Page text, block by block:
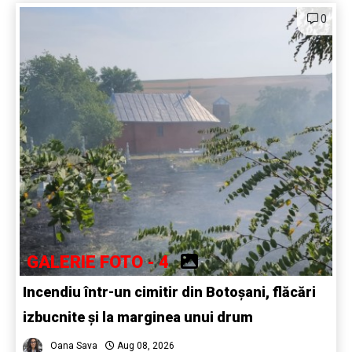
0
GALERIE FOTO - 4
Incendiu într-un cimitir din Botoșani, flăcări
izbucnite și la marginea unui drum
Oana Sava Aug 08, 2026